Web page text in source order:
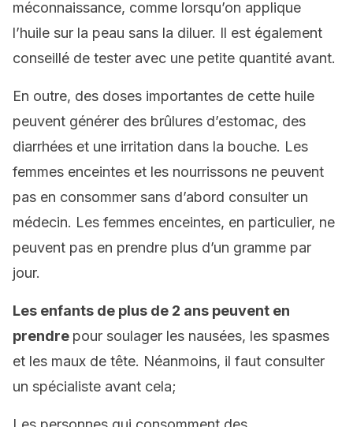
méconnaissance, comme lorsqu’on applique
l’huile sur la peau sans la diluer. Il est également
conseillé de tester avec une petite quantité avant.
En outre, des doses importantes de cette huile
peuvent générer des brûlures d’estomac, des
diarrhées et une irritation dans la bouche. Les
femmes enceintes et les nourrissons ne peuvent
pas en consommer sans d’abord consulter un
médecin. Les femmes enceintes, en particulier, ne
peuvent pas en prendre plus d’un gramme par
jour.
Les enfants de plus de 2 ans peuvent en
prendre pour soulager les nausées, les spasmes
et les maux de tête. Néanmoins, il faut consulter
un spécialiste avant cela;